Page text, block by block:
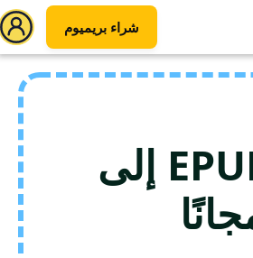
شراء بريميوم
دمج EPUB إلى